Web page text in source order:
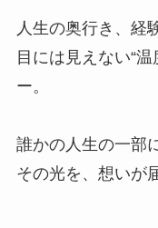
人生の奥行き、経
目には見えない“
ー。
誰かの人生の一部
その光を、想いが